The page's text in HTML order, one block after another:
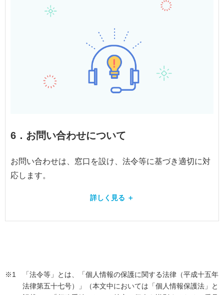
6．お問い合わせについて
お問い合わせは、窓口を設け、法令等に基づき適切に対
応します。
詳しく見る ＋
※1
「法令等」とは、「個人情報の保護に関する法律（平成十五年
法律第五十七号）」（本文中においては「個人情報保護法」と